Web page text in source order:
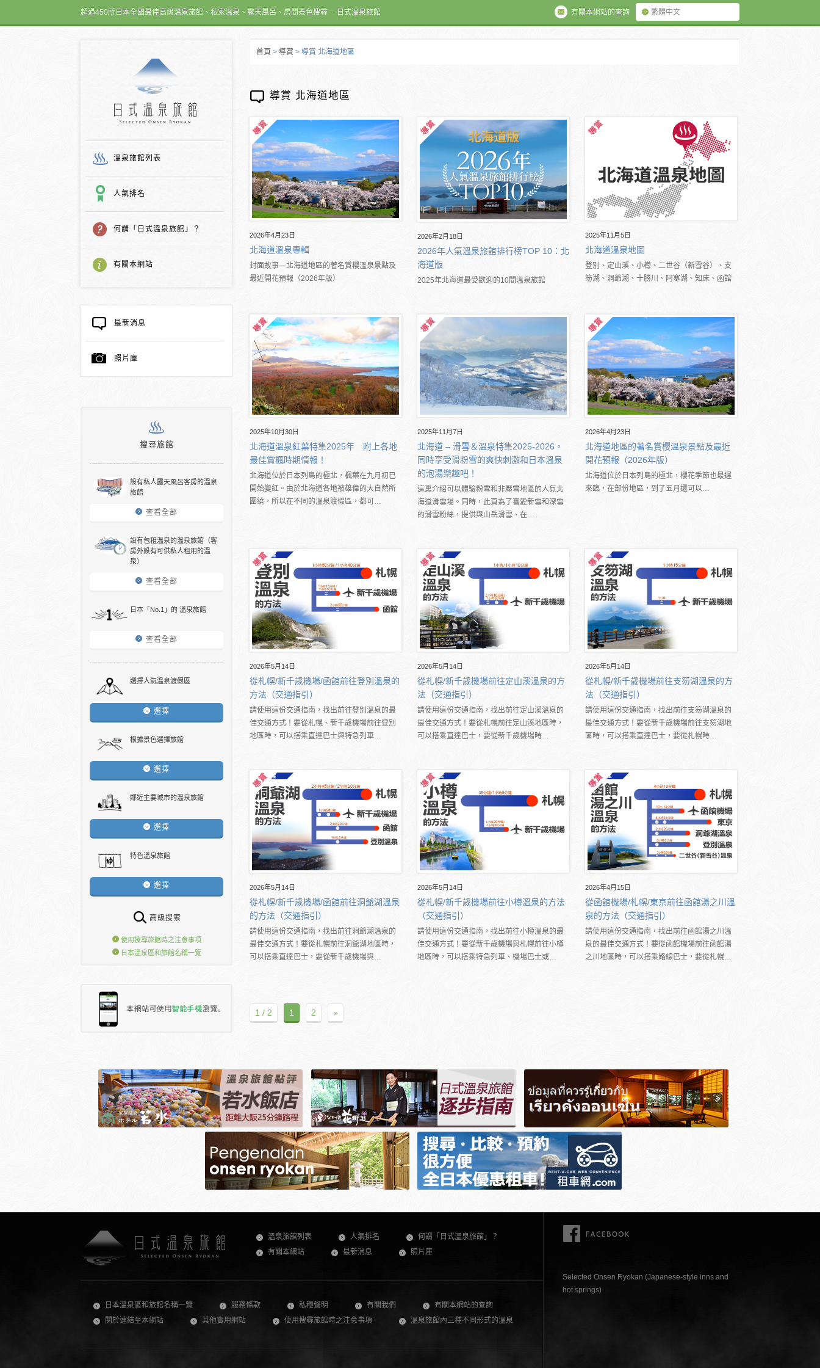
超過450所日本全國最佳高級溫泉旅館、私家溫泉、露天風呂、房間景色搜尋 －日式溫泉旅館 繁體中文
有關本網站的查詢
溫泉旅館列表
人氣排名
何謂「日式溫泉旅館」？
有關本網站
最新消息
照片庫
搜尋旅館
設有私人露天風呂客房的溫泉
旅館
查看全部
設有包租溫泉的溫泉旅館（客
房外設有可供私人租用的溫
泉）
查看全部
日本「No.1」的 溫泉旅館
查看全部
選擇人氣溫泉渡假區
選擇
根據景色選擇旅館
選擇
鄰近主要城市的溫泉旅館
選擇
特色溫泉旅館
選擇
高級搜索
使用搜尋旅館時之注意事項
日本溫泉區和旅館名稱一覽
首頁 > 導賞 > 導賞 北海道地區
導賞 北海道地區
2026年4月23日
北海道溫泉專輯
封面故事―北海道地區的著名賞櫻溫泉景點及
最近開花預報（2026年版）
2026年2月18日
2026年人氣溫泉旅館排行榜TOP 10：北
海道版
2025年北海道最受歡迎的10間溫泉旅館
2025年11月5日
北海道溫泉地圖
登別、定山溪、小樽、二世谷（新雪谷）、支
笏湖、洞爺湖、十勝川、阿寒湖、知床、函館
2025年10月30日
北海道溫泉紅葉特集2025年 附上各地
最佳賞楓時期情報！
北海道位於日本列島的極北，楓葉在九月初已
開始變紅。由於北海道各地被雄偉的大自然所
圍繞，所以在不同的溫泉渡假區，都可…
2025年11月7日
北海道 – 滑雪＆溫泉特集2025-2026。
同時享受滑粉雪的爽快刺激和日本溫泉
的泡湯樂趣吧！
這裏介紹可以體驗粉雪和非壓雪地區的人氣北
海道滑雪場。同時，此頁為了喜愛新雪和深雪
的滑雪粉絲，提供與山岳滑雪、在…
2026年4月23日
北海道地區的著名賞櫻溫泉景點及最近
開花預報（2026年版）
北海道位於日本列島的極北，櫻花季節也最遲
來臨，在部份地區，到了五月還可以…
2026年5月14日
從札幌/新千歲機場/函館前往登別溫泉的
方法（交通指引）
請使用這份交通指南，找出前往登別溫泉的最
佳交通方式！要從札幌、新千歲機場前往登別
地區時，可以搭乘直達巴士與特急列車…
2026年5月14日
從札幌/新千歲機場前往定山溪溫泉的方
法（交通指引）
請使用這份交通指南，找出前往定山溪溫泉的
最佳交通方式！要從札幌前往定山溪地區時，
可以搭乘直達巴士，要從新千歲機場時…
2026年5月14日
從札幌/新千歲機場前往支笏湖溫泉的方
法（交通指引）
請使用這份交通指南，找出前往支笏湖溫泉的
最佳交通方式！要從新千歲機場前往支笏湖地
區時，可以搭乘直達巴士，要從札幌時…
2026年5月14日
從札幌/新千歲機場/函館前往洞爺湖溫泉
的方法（交通指引）
請使用這份交通指南，找出前往洞爺湖溫泉的
最佳交通方式！要從札幌前往洞爺湖地區時，
可以搭乘直達巴士，要從新千歲機場與…
2026年5月14日
從札幌/新千歲機場前往小樽溫泉的方法
（交通指引）
請使用這份交通指南，找出前往小樽溫泉的最
佳交通方式！要從新千歲機場與札幌前往小樽
地區時，可以搭乘特急列車、機場巴士或…
2026年4月15日
從函館機場/札幌/東京前往函館湯之川溫
泉的方法（交通指引）
請使用這份交通指南，找出前往函館湯之川溫
泉的最佳交通方式！要從函館機場前往函館湯
之川地區時，可以搭乘路線巴士，要從札幌…
1 / 2 1 2 »
Selected Onsen Ryokan (Japanese-style inns and
hot springs)
溫泉旅館列表 人氣排名
何謂「日式溫泉旅館」？
有關本網站
最新消息 照片庫
日本溫泉區和旅館名稱一覽 服務條款 私穩聲明 有關我們
有關本網站的查詢
關於連結至本網站
其他實用網站 使用搜尋旅館時之注意事項 溫泉旅館內三種不同形式的溫泉